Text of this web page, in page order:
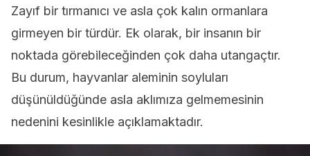
Zayıf bir tırmanıcı ve asla çok kalın ormanlara
girmeyen bir türdür. Ek olarak, bir insanın bir
noktada görebileceğinden çok daha utangaçtır.
Bu durum, hayvanlar aleminin soyluları
düşünüldüğünde asla aklımıza gelmemesinin
nedenini kesinlikle açıklamaktadır.